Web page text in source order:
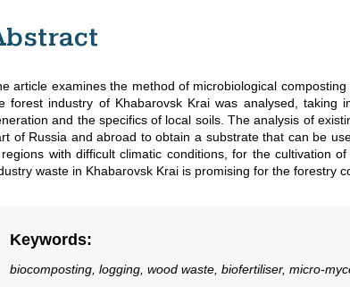
article examines the method of microbiological
forest industry of Khabarovsk Krai was analysed,
and the specifics of local soils. The analysis of
of Russia and abroad to obtain a substrate that can be
with difficult climatic conditions, for the cultivation
waste in Khabarovsk Krai is promising for the forestry
Keywords:
biocomposting, logging, wood waste, biofertiliser, micro-